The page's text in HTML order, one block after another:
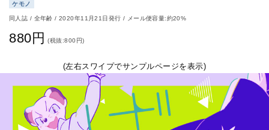
ケモノ
同人誌 / 全年齢/2020年11月21日発行 / メール便容量:約20%
880円 (税抜:800円)
(左右スワイプでサンプルページを表示)